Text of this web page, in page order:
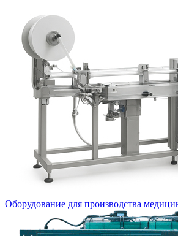
Оборудование для производства